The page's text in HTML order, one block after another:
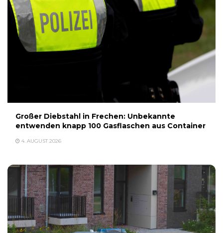
Großer Diebstahl in Frechen: Unbekannte
entwenden knapp 100 Gasflaschen aus Container
4. AUGUST 2026